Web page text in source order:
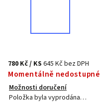
780 Kč/ KS 645 Kč bez DPH
Momentálně nedostupné
Možnosti doručení
Položka byla vyprodána…